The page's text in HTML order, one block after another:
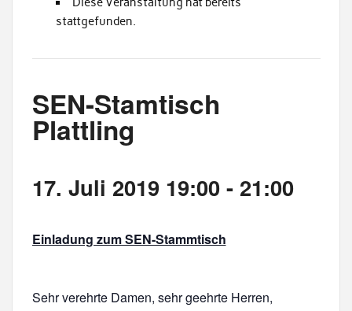
stattgefunden.
SEN-Stamtisch
Plattling
17. Juli 2019 19:00- 21:00
Einladung zum SEN-Stammtisch
Sehr verehrte Damen, sehr geehrte Herren,